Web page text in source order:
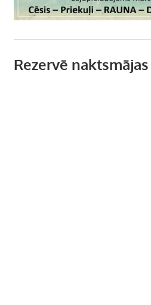
Rezervē naktsmājas